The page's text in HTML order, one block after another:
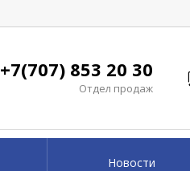
+7(707) 853 20 30
Отдел продаж
Новости